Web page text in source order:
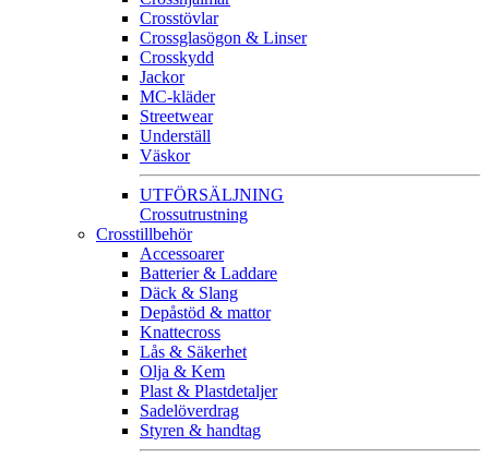
Crosstövlar
Crossglasögon & Linser
Crosskydd
Jackor
MC-kläder
Streetwear
Underställ
Väskor
UTFÖRSÄLJNING
Crossutrustning
Crosstillbehör
Accessoarer
Batterier & Laddare
Däck & Slang
Depåstöd & mattor
Knattecross
Lås & Säkerhet
Olja & Kem
Plast & Plastdetaljer
Sadelöverdrag
Styren & handtag